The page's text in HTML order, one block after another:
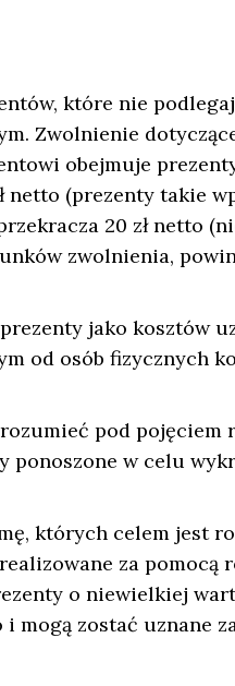
które nie
Zwolnienie
obejmuje
netto (prezenty takie
20 zł netto
zwolnienia,
jako kosztów
od osób fizycznych
pod pojęciem
ponoszone w celu
których celem jest
za pomocą
o niewielkiej
mogą zostać uznane